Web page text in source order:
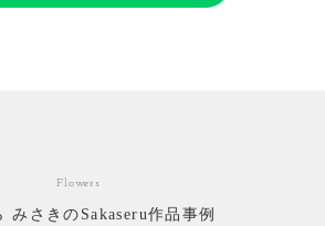
Flowers
みさきのSakaseru作品事例